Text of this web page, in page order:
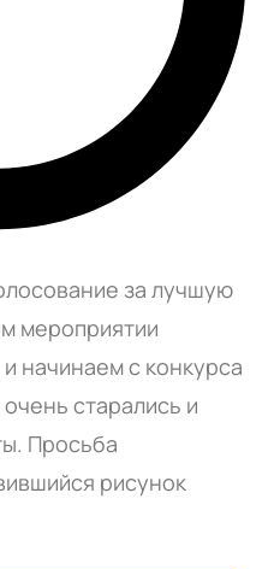
за лучшую
мероприятии
начинаем с конкурса
старались и
Просьба
рисунок